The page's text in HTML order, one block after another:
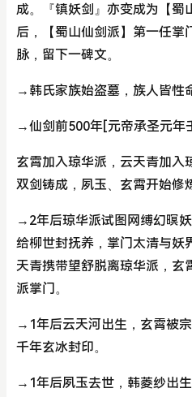
成。『镇妖剑』亦变成为【蜀
后，【蜀山仙剑派】第一任掌
脉，留下一碑文。
→韩氏家族始盗墓，族人皆性
→仙剑前500年[元帝承圣元年
玄霄加入琼华派，云天青加入
双剑铸成，夙玉、玄霄开始修
→2年后琼华派试图网缚幻暝
给柳世封抚养，掌门太清与妖
天青携带望舒脱离琼华派，玄
派掌门。
→1年后云天河出生，玄霄被
千年玄冰封印。
→1年后夙玉去世，韩菱纱出生